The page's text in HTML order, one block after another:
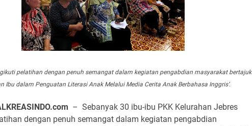
pelatihan dengan penuh semangat dalam kegiatan pengabdian masyarakat bertajuk
Ibu dalam Penguatan Literasi Anak Melalui Media Cerita Anak Berbahasa Inggris’.
– Sebanyak 30 ibu-ibu PKK Kelurahan Jebres
dengan penuh semangat dalam kegiatan pengabdian